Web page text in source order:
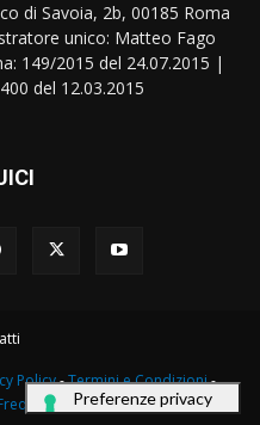
di Savoia, 2b, 00185 Roma
unico: Matteo Fago
149/2015 del 24.07.2015 |
del 12.03.2015
Policy-Termini e Condizioni-